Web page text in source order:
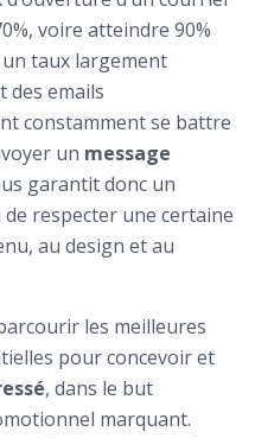
voire atteindre 90%
un taux largement
des emails
constamment se battre
un message
garantit donc un
respecter une certaine
au design et au
les meilleures
pour concevoir et
, dans le but
marquant.